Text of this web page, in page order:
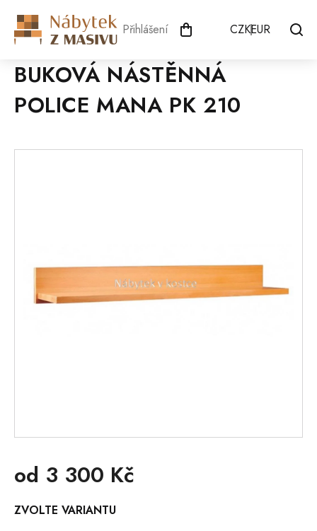
obsah
Přihlášení CZKEUR
BUKOVÁ NÁSTĚNNÁ
POLICE MANA PK 210
od 3 300 Kč
cena:
ZVOLTE VARIANTU